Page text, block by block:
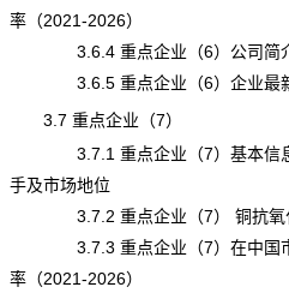
率（2021-2026）
3.6.4 重点企业（6）公司简介
3.6.5 重点企业（6）企业最
3.7 重点企业（7）
3.7.1 重点企业（7）基本信息
手及市场地位
3.7.2 重点企业（7） 铜抗氧化
3.7.3 重点企业（7）在中国市
率（2021-2026）